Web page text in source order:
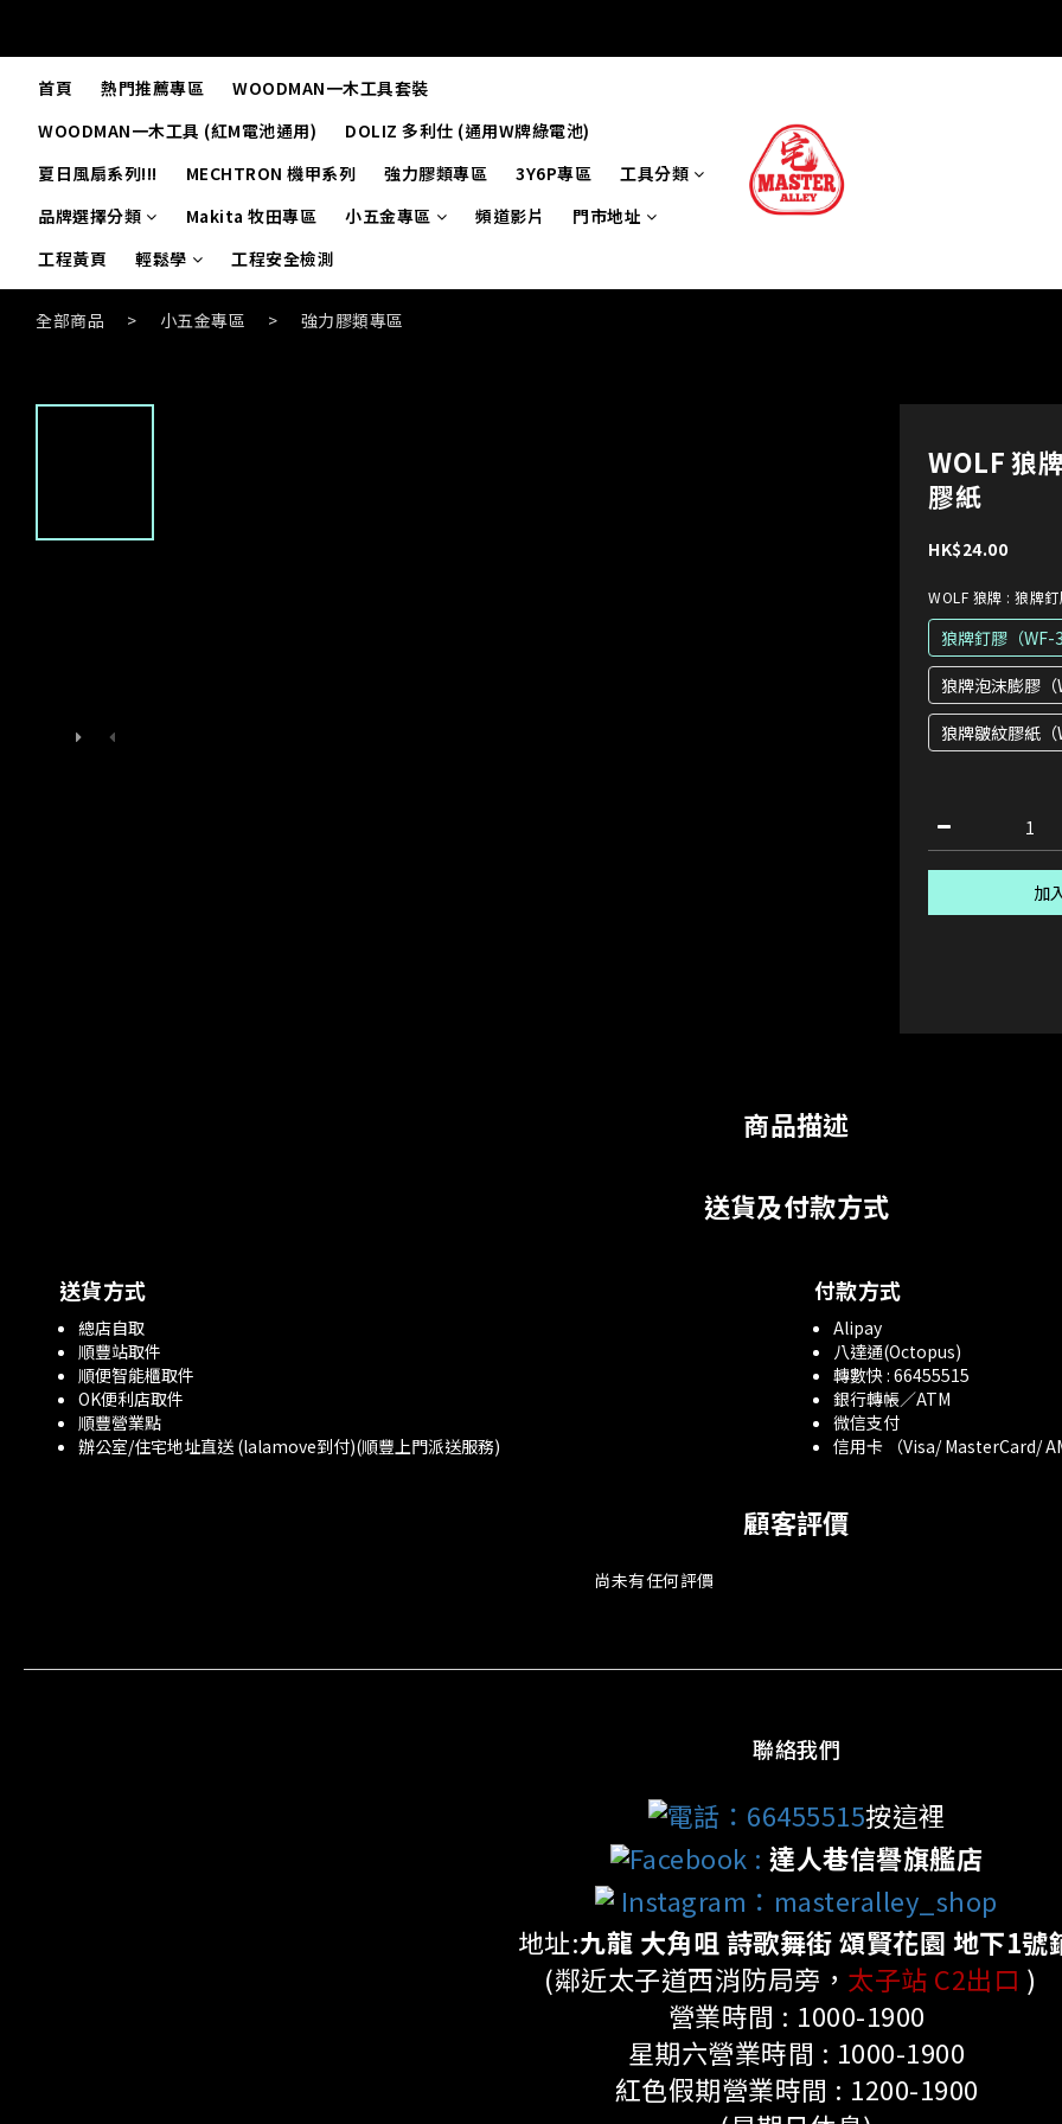
首頁 熱門推薦專區
WOODMAN一木工具套裝
WOODMAN一木工具 (紅M電池通用)
DOLIZ 多利仕 (通用W牌綠電池)
夏日風扇系列!!!
MECHTRON 機甲系列 強力膠類專區 3Y6P專區
工具分類
品牌選擇分類
Makita 牧田專區 小五金專區 頻道影片
門市地址
工程黃頁
輕鬆學 工程安全檢測
全部商品 > 小五金專區 > 強力膠類專區
WOLF 狼
膠紙
HK$24.00
WOLF 狼牌 : 狼牌釘
狼牌釘膠（WF-
狼牌泡沫膨膠（
狼牌皺紋膠紙
加
商品描述
送貨及付款方式
送貨方式
總店自取
順豐站取件
順便智能櫃取件
OK便利店取件
順豐營業點
辦公室/住宅地址直送 (lalamove到付)(順豐上門派送服務)
付款方式
Alipay
八達通(Octopus)
轉數快 : 66455515
銀行轉帳／ATM
微信支付
信用卡 （Visa/ MasterCard/
顧客評價
尚未有任何評價
聯絡我們
電話：66455515按這裡
Facebook :達人巷信譽旗艦店
Instagram：masteralley_shop
地址:九龍 大角咀 詩歌舞街 頌賢花園 地下1號
(鄰近太子道西消防局旁， 太子站 C2出口 )
營業時間 : 1000-1900
星期六營業時間 : 1000-1900
紅色假期營業時間 : 1200-1900